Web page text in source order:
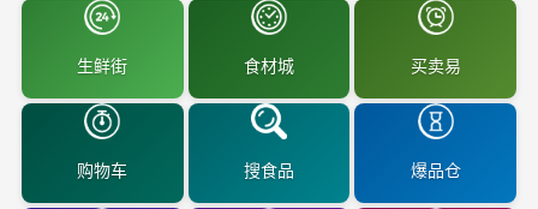
生鲜街 食材城 买卖易
购物车 搜食品 爆品仓